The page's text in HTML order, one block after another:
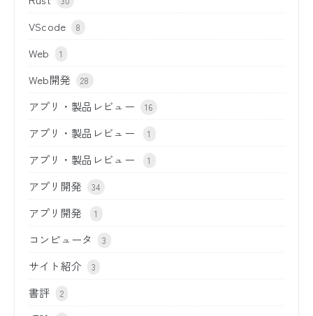
VScode 8
Web 1
Web開発 28
アプリ・製品レビュー 16
アプリ・製品レビュー 1
アプリ・製品レビュー 1
アプリ開発 34
アプリ開発 1
コンピュータ 3
サイト紹介 3
書評 2